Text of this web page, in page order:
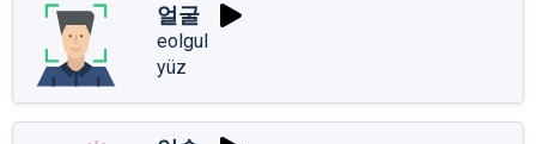
얼굴
eolgul
yüz